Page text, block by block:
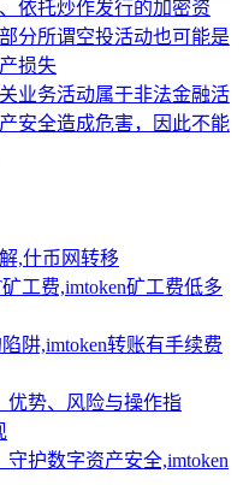
依托炒作发行的加密资
分所谓空投活动也可能是
损失
业务活动属于非法金融活
安全造成危害，因此不能
,什币网转移
工费,imtoken矿工费低多
阱,imtoken转账有手续费
优势、风险与操作指
护数字资产安全,imtoken